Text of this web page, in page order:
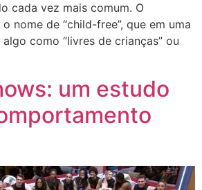
cada vez mais comum. O
nome de “child-free”, que em uma
como “livres de crianças” ou
um estudo